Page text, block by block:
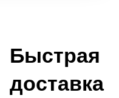
Быстрая
доставка